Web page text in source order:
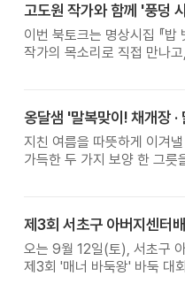
고도원 작가와 함께 '풍덩
이번 북토크는 명상시집 『밥
작가의 목소리로 직접 만나
옹달샘 '말복맞이! 채개장 ·
지친 여름을 따뜻하게 이겨
가득한 두 가지 보양 한 그릇
오는 9월 12일(토), 서초구
제3회 '매너 바둑왕' 바둑 대